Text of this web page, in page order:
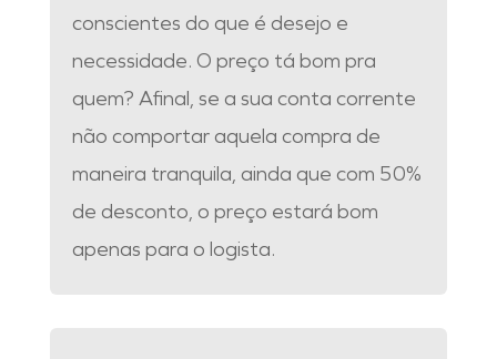
conscientes do que é desejo e
necessidade. O preço tá bom pra
quem? Afinal, se a sua conta corrente
não comportar aquela compra de
maneira tranquila, ainda que com 50%
de desconto, o preço estará bom
apenas para o logista.